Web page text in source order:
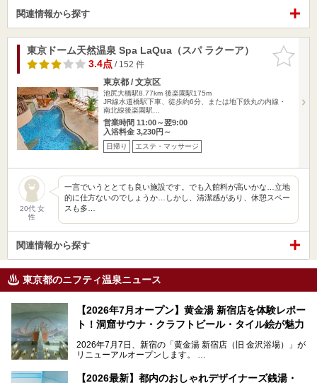
関連情報から探す
お気に入
りに追加
東京ドーム天然温泉 Spa LaQua（スパ ラクーア）
3.4点/ 152 件
東京都 / 文京区
池尻大橋駅8.77km 後楽園駅175m
JR線水道橋駅下車、徒歩約6分、または地下鉄丸の内線・
南北線後楽園駅…
営業時間 11:00～翌9:00
入浴料金 3,230円～
日帰り エステ・マッサージ
20代 女
性
一言でいうととても良い施設です。でも入館料が高いかな…立地
的に仕方ないのでしょうか…しかし、清潔感があり、休憩スペー
スも多…
関連情報から探す
東京都のニフティ温泉ニュース
【2026年7月オープン】黄金湯 新宿店を体験レポー
ト！洞窟サウナ・クラフトビール・タイル絵が魅力
2026年7月7日、新宿の「黄金湯 新宿店（旧 金沢浴場）」が
リニューアルオープンします。
レトロでノスタルジックなタイル絵はそのまま、昔からここ
【2026最新】都内のおしゃれデザイナーズ銭湯・